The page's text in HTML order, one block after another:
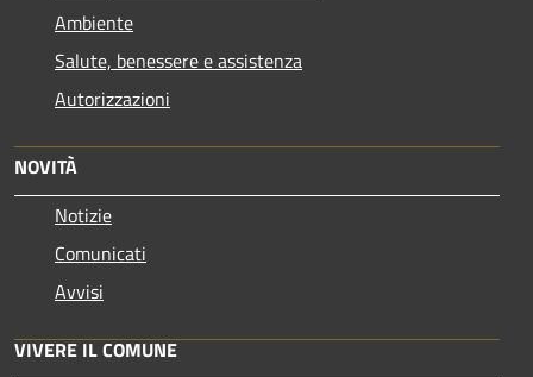
Ambiente
Salute, benessere e assistenza
Autorizzazioni
NOVITÀ
Notizie
Comunicati
Avvisi
VIVERE IL COMUNE